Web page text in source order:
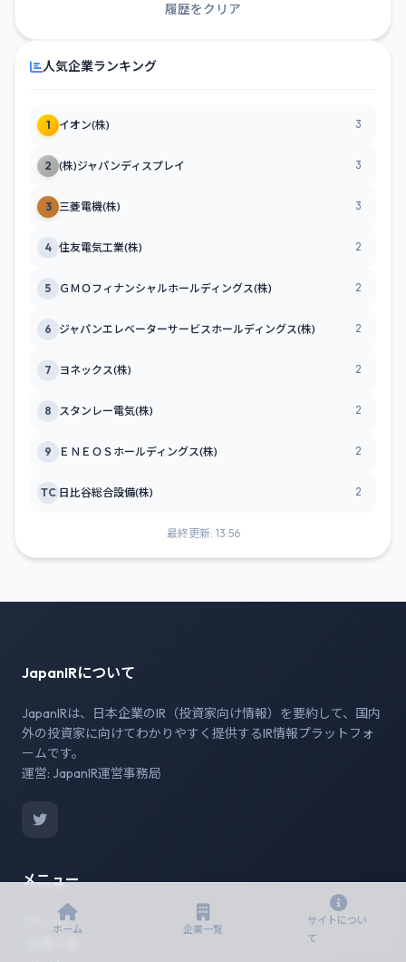
履歴をクリア
人気企業ランキング
1 イオン(株) 3
2 (株)ジャパンディスプレイ 3
3 三菱電機(株) 3
4 住友電気工業(株) 2
5 ＧＭＯフィナンシャルホールディングス(株) 2
6 ジャパンエレベーターサービスホールディングス(株) 2
7 ヨネックス(株) 2
8 スタンレー電気(株) 2
9 ＥＮＥＯＳホールディングス(株) 2
TC 日比谷総合設備(株) 2
最終更新: 13:56
JapanIRについて
JapanIRは、日本企業のIR（投資家向け情報）を要約して、国内
外の投資家に向けてわかりやすく提供するIR情報プラットフォ
ームです。
運営: JapanIR運営事務局
メニュー
ホームホーム 企業一覧
サイトについ
て